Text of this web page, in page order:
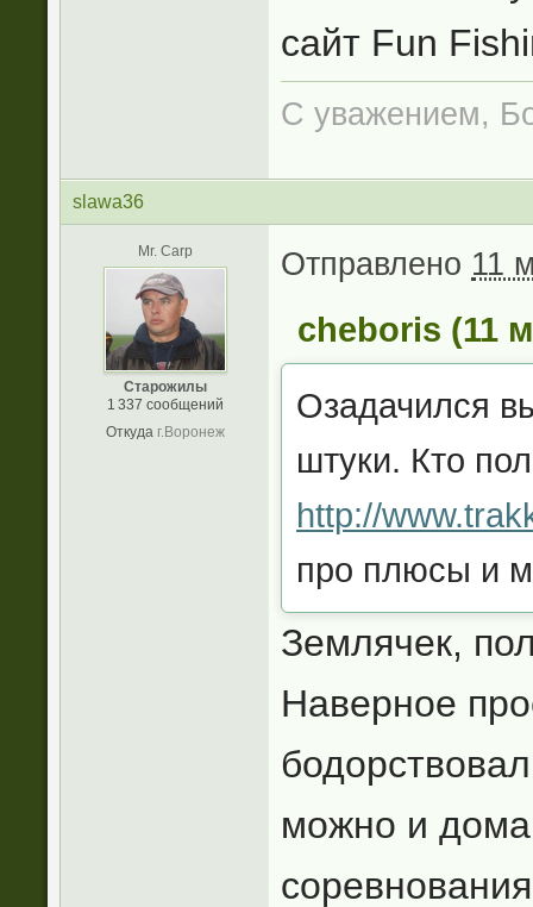
сайт Fun
С уважением,
slawa36
Mr. Carp
Старожилы
1 337 сообщений
Откуда г.Воронеж
Отправлено 11
cheboris (11
Озадачился
штуки. Кто
http://
про плюсы и
Землячек,
Наверное
можно и